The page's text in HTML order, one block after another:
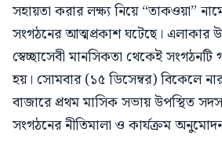
সহায়তা করার লক্ষ্য নিয়ে “তাকওয়া”
সংগঠনের আত্মপ্রকাশ ঘটেছে। এলাকার
স্বেচ্ছাসেবী মানসিকতা থেকেই সংগঠনটি
হয়। সোমবার (১৫ ডিসেম্বর) বিকেলে
বাজারে প্রথম মাসিক সভায় উপস্থিত
সংগঠনের নীতিমালা ও কার্যক্রম